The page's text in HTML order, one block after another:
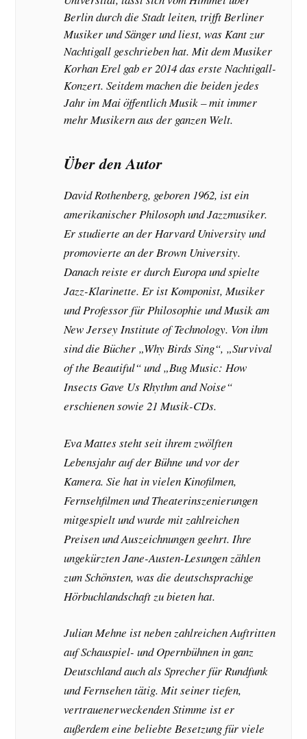
Berlin durch die Stadt leiten, trifft Berliner
Musiker und Sänger und liest, was Kant zur
Nachtigall geschrieben hat. Mit dem Musiker
Korhan Erel gab er 2014 das erste Nachtigall-
Konzert. Seitdem machen die beiden jedes
Jahr im Mai öffentlich Musik – mit immer
mehr Musikern aus der ganzen Welt.
Über den Autor
David Rothenberg, geboren 1962, ist ein
amerikanischer Philosoph und Jazzmusiker.
Er studierte an der Harvard University und
promovierte an der Brown University.
Danach reiste er durch Europa und spielte
Jazz-Klarinette. Er ist Komponist, Musiker
und Professor für Philosophie und Musik am
New Jersey Institute of Technology. Von ihm
sind die Bücher „Why Birds Sing“, „Survival
of the Beautiful“ und „Bug Music: How
Insects Gave Us Rhythm and Noise“
erschienen sowie 21 Musik-CDs.
Eva Mattes steht seit ihrem zwölften
Lebensjahr auf der Bühne und vor der
Kamera. Sie hat in vielen Kinofilmen,
Fernsehfilmen und Theaterinszenierungen
mitgespielt und wurde mit zahlreichen
Preisen und Auszeichnungen geehrt. Ihre
ungekürzten Jane-Austen-Lesungen zählen
zum Schönsten, was die deutschsprachige
Hörbuchlandschaft zu bieten hat.
Julian Mehne ist neben zahlreichen Auftritten
auf Schauspiel- und Opernbühnen in ganz
Deutschland auch als Sprecher für Rundfunk
und Fernsehen tätig. Mit seiner tiefen,
vertrauenerweckenden Stimme ist er
außerdem eine beliebte Besetzung für viele